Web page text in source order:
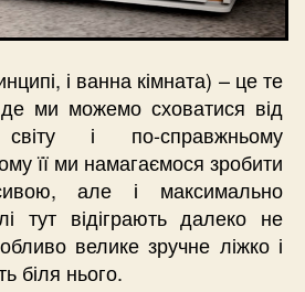
і ванна кімната) – це те
ми можемо сховатися від
світу і по-справжньому
її ми намагаємося зробити
але і максимально
тут відіграють далеко не
велике зручне ліжко і
біля нього.